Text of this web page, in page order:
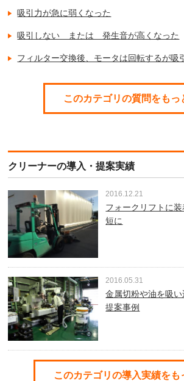
吸引力が急に弱くなった
吸引しない または 発生音が高くなった
フィルター交換後、モータは回転するが吸
このカテゴリの質問をもっ
クリーナーの導入・提案実績
2016.12.21
フォークリフトに
短に
2016.05.31
金属切粉や油を吸
提案事例
このカテゴリの導入実績をも